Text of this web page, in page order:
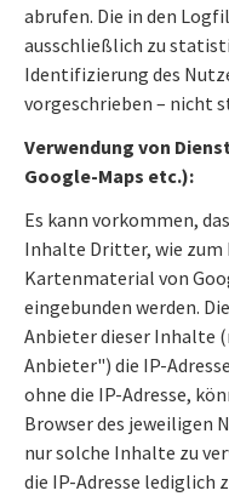
abrufen. Die in den
ausschließlich zu
Identifizierung des
vorgeschrieben – nicht
Verwendung von
Google-Maps etc.):
Es kann vorkommen,
Inhalte Dritter, wie zum
Kartenmaterial von
eingebunden werden.
Anbieter dieser Inhalte
Anbieter") die IP-
ohne die IP-Adresse,
Browser des jeweiligen
nur solche Inhalte zu
die IP-Adresse lediglich